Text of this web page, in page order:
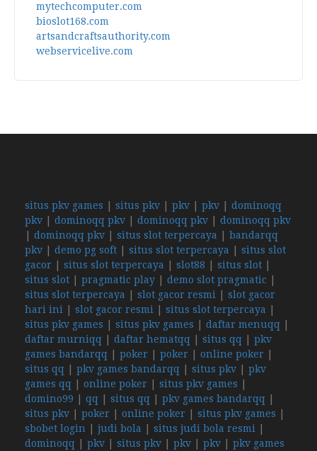
mytechcomputer.com
bioslot168.com
artsandcraftsauthority.com
webservicelive.com
situs pkv games situs pkv pkv pkv
dominoqq
pkv
dominoqq pkv dominoqq pkv
dominoqq pkv
dominoqq pkv situs slot terpercaya
bandarqq
pkv
demo pg soft situs slot terpercaya
situs slot
gacor
situs slot terpercaya slot88 situs slot
situs slot
pragmatic play demo slot pragmatic
situs slot terpercaya
slot gacor resmi
slot gacor
hari ini
slot gacor resmi situs slot terpercaya
situs pkv games
situs pkv games daftar menuqq
daftar murniqq
daftar hematqq situs qq
pkv
games bandarqq
poker poker online poker
situs qq
pkv games bandarqq situs pkv
pkv
games qq
online poker situs pkv games
domino99
qq situs qq pkv games bandarqq
situs pkv
poker online poker situs pkv games
sbobet login
judi bola situs judi bola resmi
dominoqq
pkv situs pkv pkv pkv pkv games